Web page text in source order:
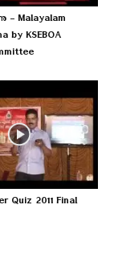
Malayalam
by KSEBOA
Quiz 2011 Final